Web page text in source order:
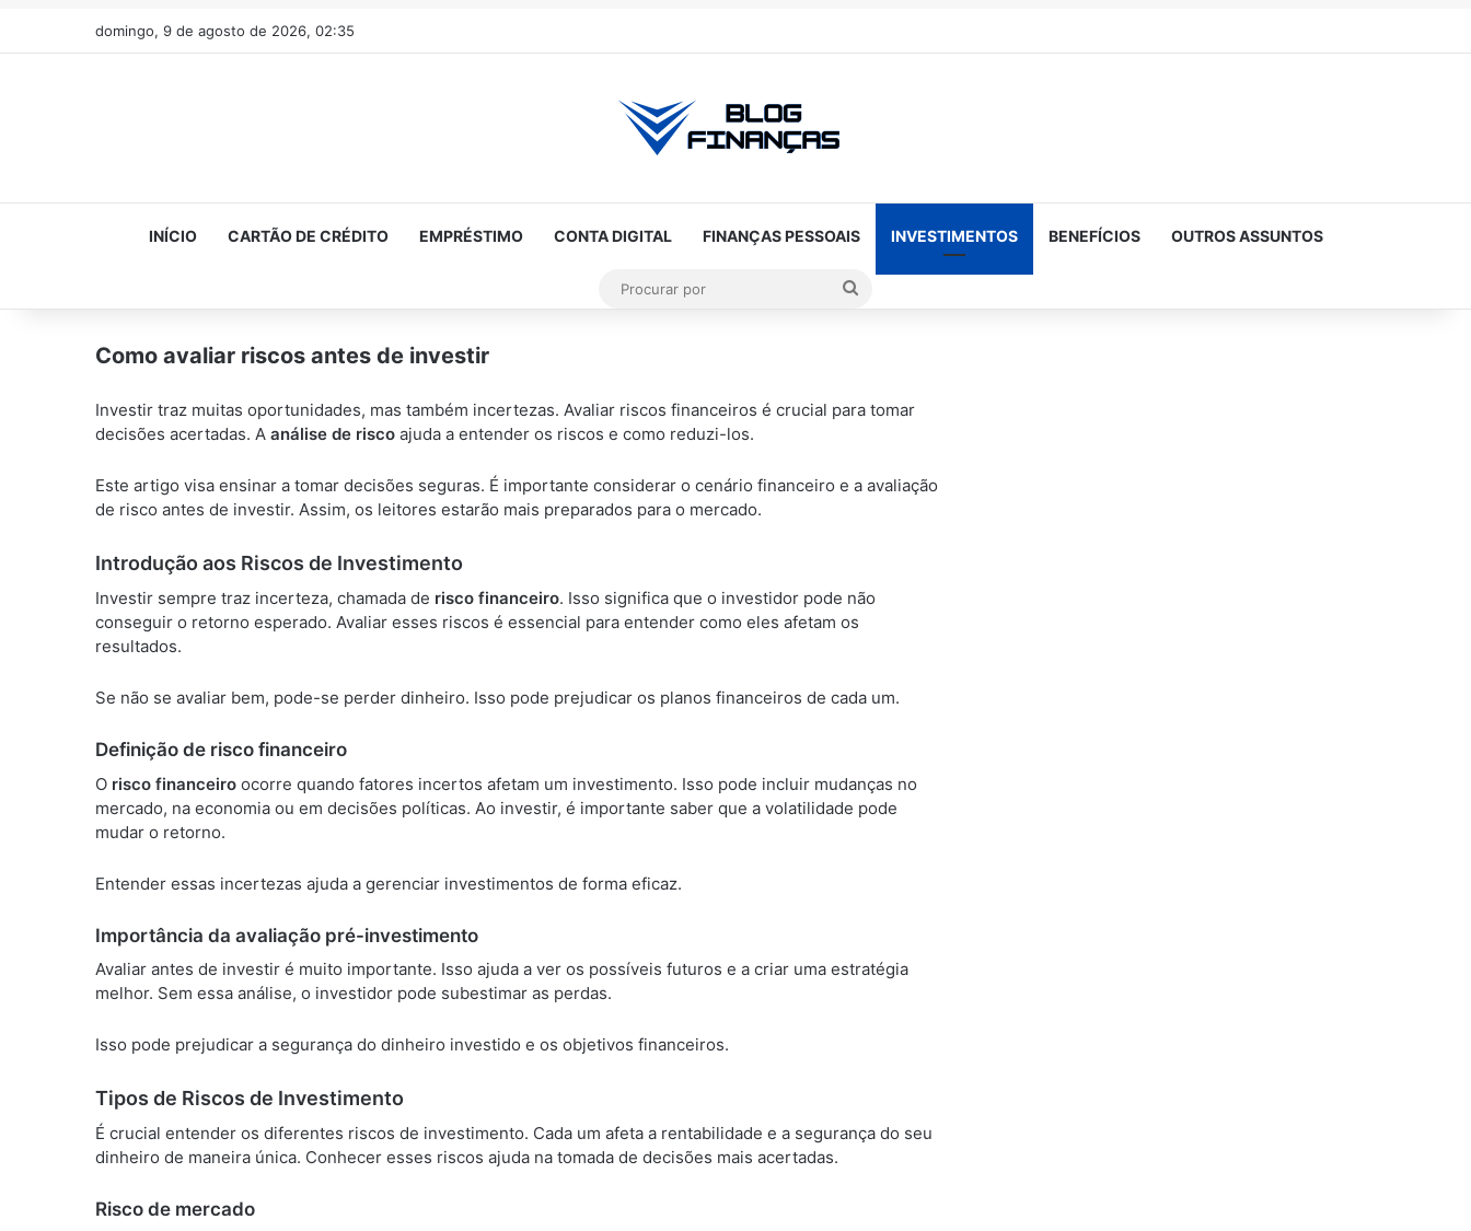
domingo, 9 de agosto de 2026, 02:35
INÍCIO CARTÃO DE CRÉDITO EMPRÉSTIMO CONTA DIGITAL FINANÇAS PESSOAIS INVESTIMENTOS BENEFÍCIOS OUTROS ASSUNTOS
Como avaliar riscos antes de investir
Investir traz muitas oportunidades, mas também incertezas. Avaliar riscos financeiros é crucial para tomar
decisões acertadas. A análise de risco ajuda a entender os riscos e como reduzi-los.
Este artigo visa ensinar a tomar decisões seguras. É importante considerar o cenário financeiro e a avaliação
de risco antes de investir. Assim, os leitores estarão mais preparados para o mercado.
Introdução aos Riscos de Investimento
Investir sempre traz incerteza, chamada de risco financeiro. Isso significa que o investidor pode não
conseguir o retorno esperado. Avaliar esses riscos é essencial para entender como eles afetam os
resultados.
Se não se avaliar bem, pode-se perder dinheiro. Isso pode prejudicar os planos financeiros de cada um.
Definição de risco financeiro
O risco financeiro ocorre quando fatores incertos afetam um investimento. Isso pode incluir mudanças no
mercado, na economia ou em decisões políticas. Ao investir, é importante saber que a volatilidade pode
mudar o retorno.
Entender essas incertezas ajuda a gerenciar investimentos de forma eficaz.
Importância da avaliação pré-investimento
Avaliar antes de investir é muito importante. Isso ajuda a ver os possíveis futuros e a criar uma estratégia
melhor. Sem essa análise, o investidor pode subestimar as perdas.
Isso pode prejudicar a segurança do dinheiro investido e os objetivos financeiros.
Tipos de Riscos de Investimento
É crucial entender os diferentes riscos de investimento. Cada um afeta a rentabilidade e a segurança do seu
dinheiro de maneira única. Conhecer esses riscos ajuda na tomada de decisões mais acertadas.
Risco de mercado